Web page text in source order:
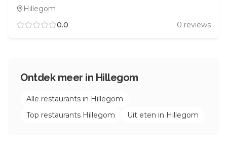
Hillegom
0.0 0 reviews
Ontdek meer in Hillegom
Alle restaurants in Hillegom
Top restaurants Hillegom Uit eten in Hillegom